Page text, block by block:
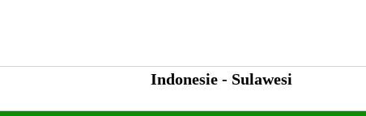
Indonesie - Sulawesi